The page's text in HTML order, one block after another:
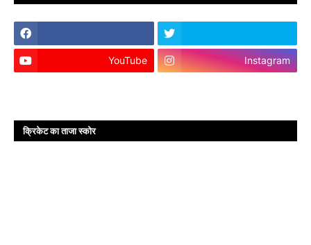
YouTube Instagram
क्रिकेट का ताजा स्कोर